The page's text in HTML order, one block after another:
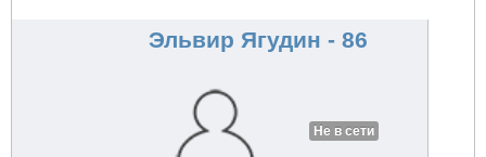
Эльвир Ягудин - 86
Не в сети